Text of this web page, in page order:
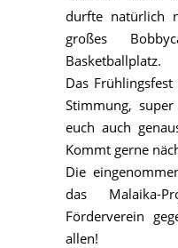
durfte natürlich
großes
Basketballplatz.
Das
Stimmung,
euch auch
Kommt gerne
Die
das Malaika-
Förderverein
allen!